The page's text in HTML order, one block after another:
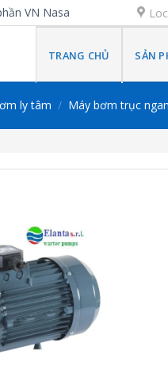
VN Nasa
TRANG CHỦ SẢN
ly tâm / Máy bơm trục